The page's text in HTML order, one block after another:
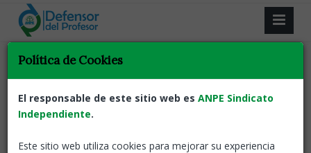
Resultado de la búsqueda.
Volver
docente
Política de Cookies
El responsable de este sitio web es ANPE Sindicato
Independiente.
Este sitio web utiliza cookies para mejorar su experiencia